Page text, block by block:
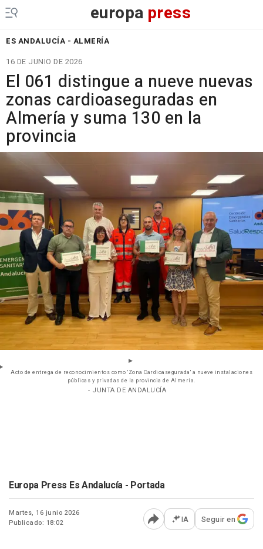
europa press
ES ANDALUCÍA - ALMERÍA
16 DE JUNIO DE 2026
El 061 distingue a nueve nuevas
zonas cardioaseguradas en
Almería y suma 130 en la
provincia
Acto de entrega de reconocimientos como 'Zona Cardioasegurada' a nueve instalaciones
públicas y privadas de la provincia de Almería.
- JUNTA DE ANDALUCÍA
Europa Press Es Andalucía - Portada
Martes, 16 junio 2026
Publicado: 18:02
Abrir opciones para
IA Seguir en